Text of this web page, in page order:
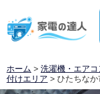
ホーム >洗濯機・エア
付けエリア > ひたちな